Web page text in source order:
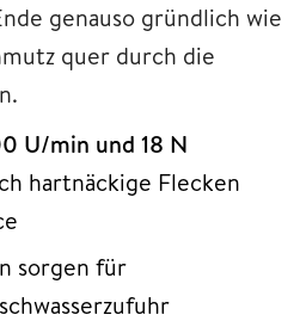
genauso gründlich wie
quer durch die
U/min und 18 N
hartnäckige Flecken
sorgen für